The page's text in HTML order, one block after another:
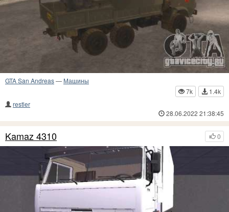
GTA San Andreas— Машины
7k
1.4k
restler
28.06.2022 21:38:45
0
Kamaz 4310